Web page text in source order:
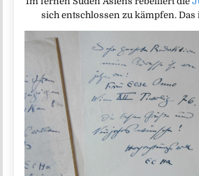
sich entschlossen zu kämpfen.